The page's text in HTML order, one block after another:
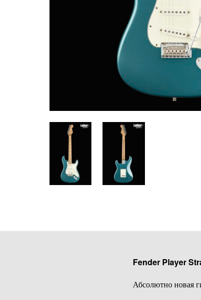
Fender Player
Абсолютно новая